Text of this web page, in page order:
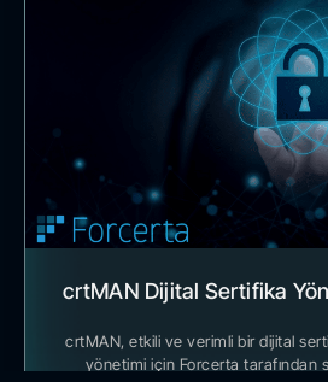
crtMAN Dijital Sertifika
crtMAN, etkili ve verimli bir dijital
yönetimi için Forcerta tarafından